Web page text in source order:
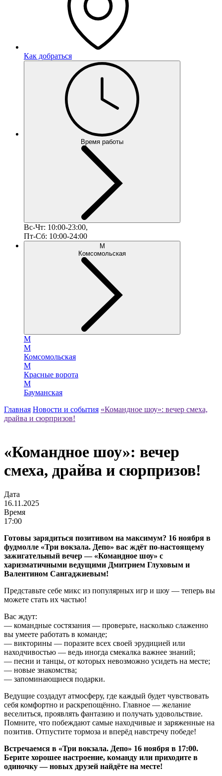
Как добраться
Время работы
Вс-Чт: 10:00-23:00,
Пт-Сб: 10:00-24:00
М
Комсомольская
М
М
Комсомольская
М
Красные ворота
М
Бауманская
Главная Новости и события «Командное шоу»: вечер смеха,
драйва и сюрпризов!
«Командное шоу»: вечер
смеха, драйва и сюрпризов!
Дата
16.11.2025
Время
17:00
Готовы зарядиться позитивом на максимум? 16 ноября в
фудмолле «Три вокзала. Депо» вас ждёт по‑настоящему
зажигательный вечер — «Командное шоу» с
харизматичными ведущими Дмитрием Глуховым и
Валентином Сангаджиевым!
Представьте себе микс из популярных игр и шоу — теперь вы
можете стать их частью!
Вас ждут:
— командные состязания — проверьте, насколько слаженно
вы умеете работать в команде;
— викторины — поразите всех своей эрудицией или
находчивостью — ведь иногда смекалка важнее знаний;
— песни и танцы, от которых невозможно усидеть на месте;
— новые знакомства;
— запоминающиеся подарки.
Ведущие создадут атмосферу, где каждый будет чувствовать
себя комфортно и раскрепощённо. Главное — желание
веселиться, проявлять фантазию и получать удовольствие.
Помните, что побеждают самые находчивые и заряженные на
позитив. Отпустите тормоза и вперёд навстречу победе!
Встречаемся в «Три вокзала. Депо» 16 ноября в 17:00.
Берите хорошее настроение, команду или приходите в
одиночку — новых друзей найдёте на месте!